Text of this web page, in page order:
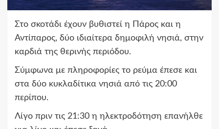
Στο σκοτάδι έχουν βυθιστεί η Πάρος και η
Αντίπαρος, δύο ιδιαίτερα δημοφιλή νησιά, στην
καρδιά της θερινής περιόδου.
Σύμφωνα με πληροφορίες το ρεύμα έπεσε και
στα δύο κυκλαδίτικα νησιά από τις 20:00
περίπου.
Λίγο πριν τις 21:30 η ηλεκτροδότηση επανήλθε